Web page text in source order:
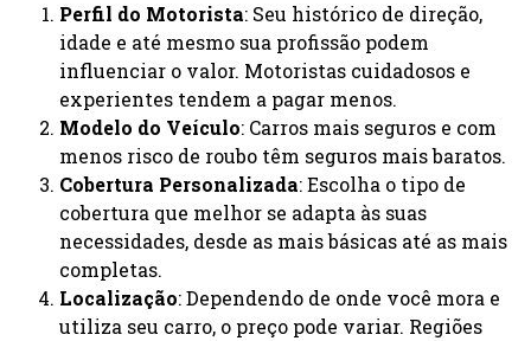
Perfil do Motorista: Seu histórico de direção,
idade e até mesmo sua profissão podem
influenciar o valor. Motoristas cuidadosos e
experientes tendem a pagar menos.
Modelo do Veículo: Carros mais seguros e com
menos risco de roubo têm seguros mais baratos.
Cobertura Personalizada: Escolha o tipo de
cobertura que melhor se adapta às suas
necessidades, desde as mais básicas até as mais
completas.
Localização: Dependendo de onde você mora e
utiliza seu carro, o preço pode variar. Regiões